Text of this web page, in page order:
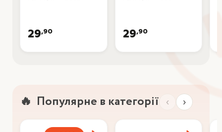
12г
29,90
шоколадним кремом
29,90
Популярне в категорії ‹ ›